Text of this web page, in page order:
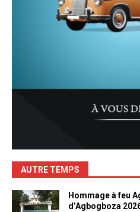
AUTRE TEMPS
Hommage à feu
d’Agbogboza